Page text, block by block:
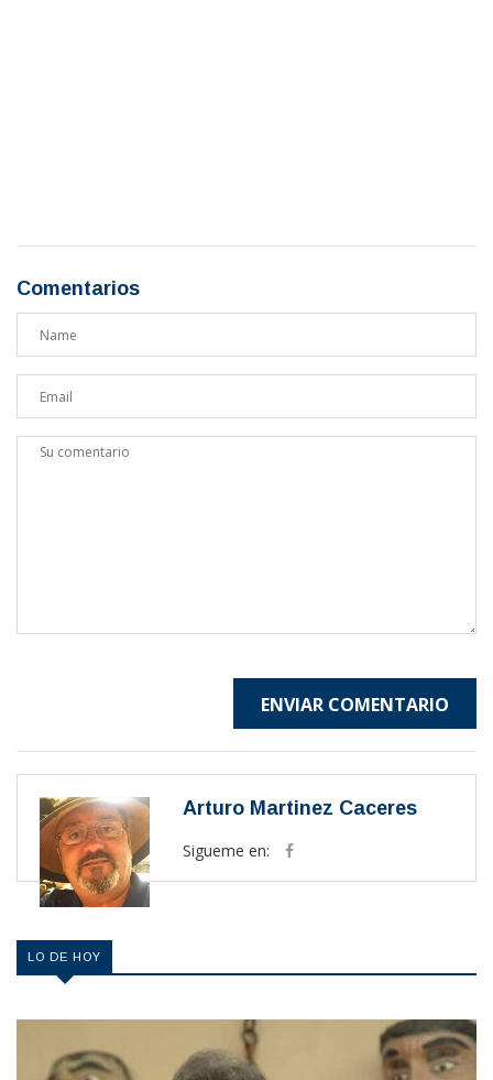
Comentarios
ENVIAR COMENTARIO
Arturo Martinez Caceres
Sigueme en:
LO DE HOY